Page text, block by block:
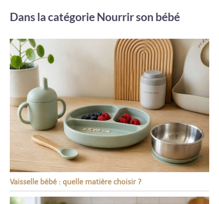
Dans la catégorie Nourrir son bébé
Vaisselle bébé : quelle matière choisir ?